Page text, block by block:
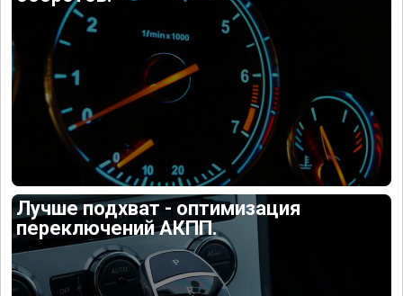
Лучше подхват - оптимизация
переключений АКПП.